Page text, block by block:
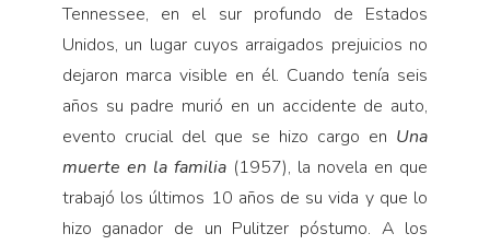
Tennessee, en el sur profundo de Estados
Unidos, un lugar cuyos arraigados prejuicios no
dejaron marca visible en él. Cuando tenía seis
años su padre murió en un accidente de auto,
evento crucial del que se hizo cargo en Una
muerte en la familia(1957), la novela en que
trabajó los últimos 10 años de su vida y que lo
hizo ganador de un Pulitzer póstumo. A los